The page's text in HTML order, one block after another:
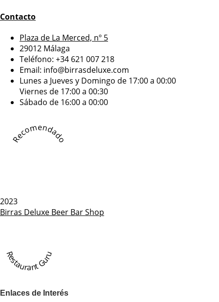
Contacto
Plaza de La Merced, nº 5
29012 Málaga
Teléfono: +34 621 007 218
Email: info@birrasdeluxe.com​
Lunes a Jueves y Domingo de 17:00 a 00:00
Viernes de 17:00 a 00:30
Sábado de 16:00 a 00:00
Recomendado
2023
Birras Deluxe Beer Bar Shop
Restaurant Guru
Enlaces de Interés